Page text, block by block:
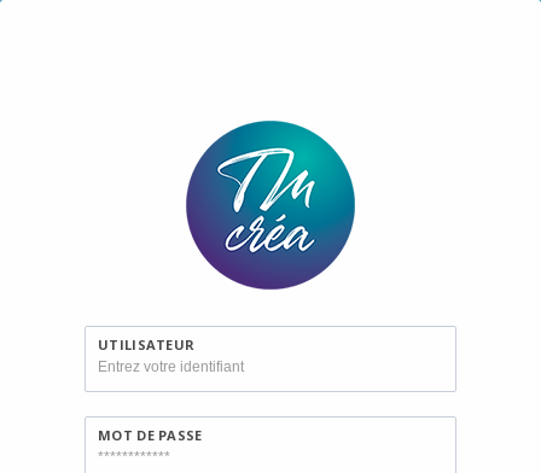
UTILISATEUR
MOT DE PASSE